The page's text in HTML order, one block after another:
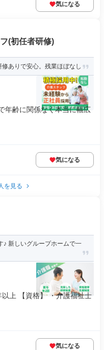
気になる
(初任者研修)
ありで安心。残業ほぼなし
年齢に関係なく本当に幅広
気になる
を見る
♪ 新しいグループホームで一
上 【資格】 ・介護福祉士
気になる